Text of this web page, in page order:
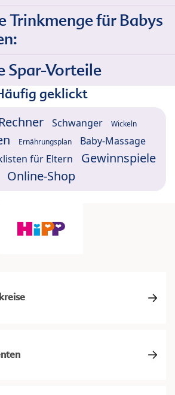
Trinkmenge für Babys
Spar-Vorteile
geklickt
Schwanger Wickeln
Ernährungsplan Baby-Massage
für Eltern
Gewinnspiele
Online-Shop